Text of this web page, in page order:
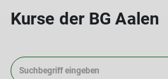
Kurse der BG Aalen